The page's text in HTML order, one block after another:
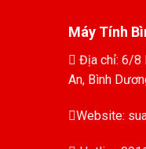
Máy Tính
Địa chỉ: 6/8
An, Bình
Website: